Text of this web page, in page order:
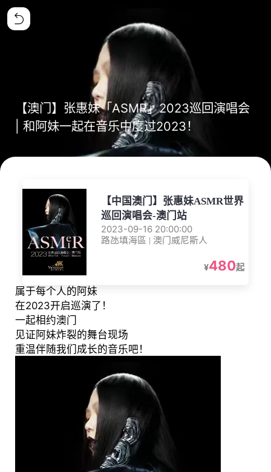
【澳门】张惠妹「ASMR」2023巡回演唱会
| 和阿妹一起在音乐中度过2023！
【中国澳门】张惠妹ASMR世界
巡回演唱会-澳门站
2023-09-16 20:00:00
路氹填海區 | 澳门威尼斯人
¥480起
属于每个人的阿妹
在2023开启巡演了！
一起相约澳门
见证阿妹炸裂的舞台现场
重温伴随我们成长的音乐吧！